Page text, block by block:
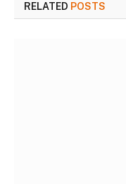
RELATED POSTS